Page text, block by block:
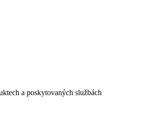
a poskytovaných službách